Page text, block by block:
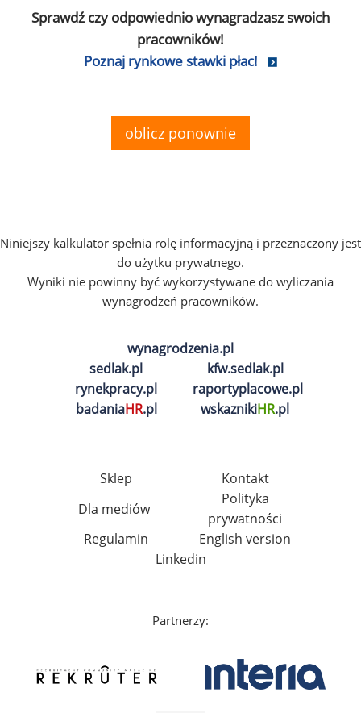
Sprawdź czy odpowiednio wynagradzasz swoich
pracowników!
Poznaj rynkowe stawki płac!
oblicz ponownie
Niniejszy kalkulator spełnia rolę informacyjną i przeznaczony jest
do użytku prywatnego.
Wyniki nie powinny być wykorzystywane do wyliczania
wynagrodzeń pracowników.
wynagrodzenia.pl
sedlak.pl
kfw.sedlak.pl
rynekpracy.pl
raportyplacowe.pl
badaniaHR.pl wskaznikiHR.pl
Sklep
Kontakt
Dla mediów
Polityka
prywatności
Regulamin
English version
Linkedin
Partnerzy: